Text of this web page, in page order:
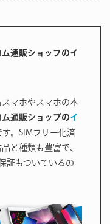
通販ショップのイ
マホやスマホの本
ム通販ショップのイ
。SIMフリー化済
と種類も豊富で、
証もついているの